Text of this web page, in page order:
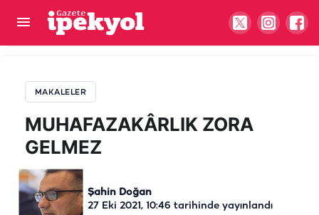
MAKALELER
MUHAFAZAKÂRLIK ZORA
GELMEZ
Şahin Doğan
27 Eki 2021, 10:46 tarihinde yayınlandı
MUHAFAZAKÂRLIK ZORA GELMEZ